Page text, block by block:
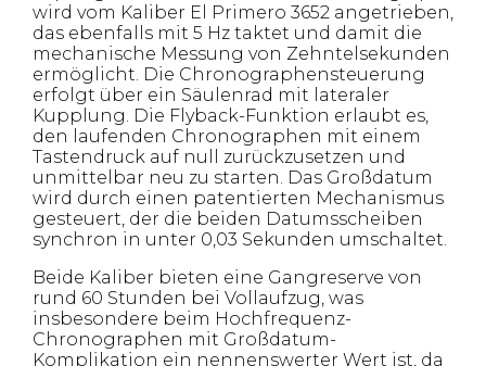
wird vom Kaliber El Primero 3652 angetrieben,
das ebenfalls mit 5 Hz taktet und damit die
mechanische Messung von Zehntelsekunden
ermöglicht. Die Chronographensteuerung
erfolgt über ein Säulenrad mit lateraler
Kupplung. Die Flyback-Funktion erlaubt es,
den laufenden Chronographen mit einem
Tastendruck auf null zurückzusetzen und
unmittelbar neu zu starten. Das Großdatum
wird durch einen patentierten Mechanismus
gesteuert, der die beiden Datumsscheiben
synchron in unter 0,03 Sekunden umschaltet.
Beide Kaliber bieten eine Gangreserve von
rund 60 Stunden bei Vollaufzug, was
insbesondere beim Hochfrequenz-
Chronographen mit Großdatum-
Komplikation ein nennenswerter Wert ist, da